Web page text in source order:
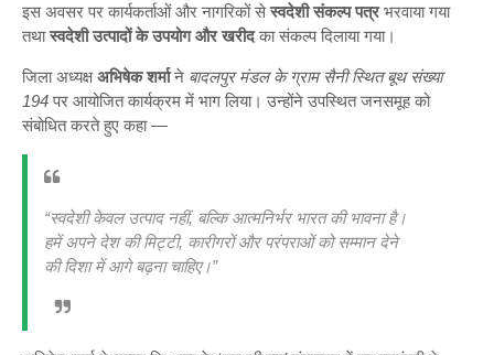
इस अवसर पर कार्यकर्ताओं और नागरिकों से स्वदेशी संकल्प पत्रभरवाया गया
तथास्वदेशी उत्पादों के उपयोग और खरीदका संकल्प दिलाया गया।
जिला अध्यक्षअभिषेक शर्माने बादलपुर मंडल के ग्राम सैनी स्थित बूथ संख्या
194 पर आयोजित कार्यक्रम में भाग लिया। उन्होंने उपस्थित जनसमूह को
संबोधित करते हुए कहा —
“स्वदेशी केवल उत्पाद नहीं, बल्कि आत्मनिर्भर भारत की भावना है।
हमें अपने देश की मिट्टी, कारीगरों और परंपराओं को सम्मान देने
की दिशा में आगे बढ़ना चाहिए।”